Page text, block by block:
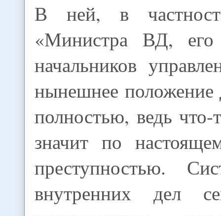
В ней, в
«Министра ВД, его
начальников
нынешнее положение
полностью, ведь что-
значит по
преступностью.
внутренних дел